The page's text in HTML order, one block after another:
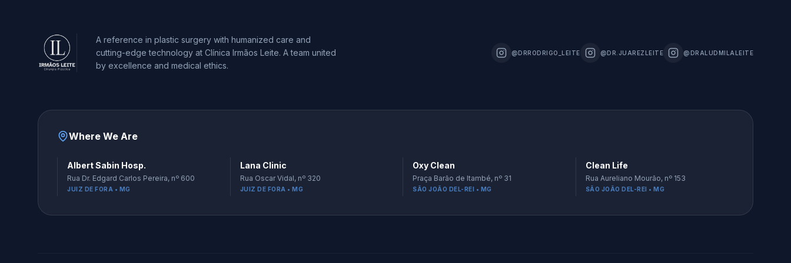
A reference in plastic surgery with humanized care and
cutting-edge technology at Clínica Irmãos Leite. A team united
by excellence and medical ethics.
@DRRODRIGO_LEITE @DR.JUAREZLEITE @DRALUDMILALEITE
Where We Are
Albert Sabin Hosp.
Rua Dr. Edgard Carlos Pereira, nº 600
JUIZ DE FORA • MG
Lana Clinic
Rua Oscar Vidal, nº 320
JUIZ DE FORA • MG
Oxy Clean
Praça Barão de Itambé, nº 31
SÃO JOÃO DEL-REI • MG
Clean Life
Rua Aureliano Mourão, nº 153
SÃO JOÃO DEL-REI • MG